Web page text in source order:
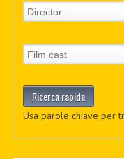
Usa parole chiave per